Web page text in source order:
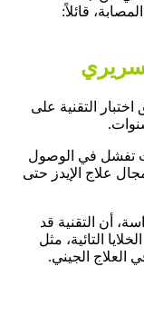
قائلاً:
اختبار التقنية على
تفشل في الوصول
علاج الإيدز حتى
أن التقنية قد
التائية، مثل
العلاج الجيني.